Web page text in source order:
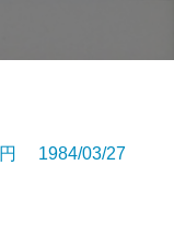
1984/03/27